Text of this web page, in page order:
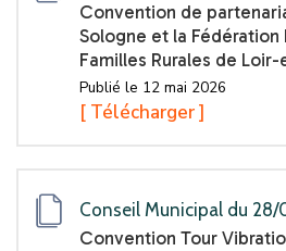
Convention de
Sologne et la
Familles Rurales de
Publié le 12 mai 2026
[ Télécharger ]
Conseil Municipal du
Convention Tour